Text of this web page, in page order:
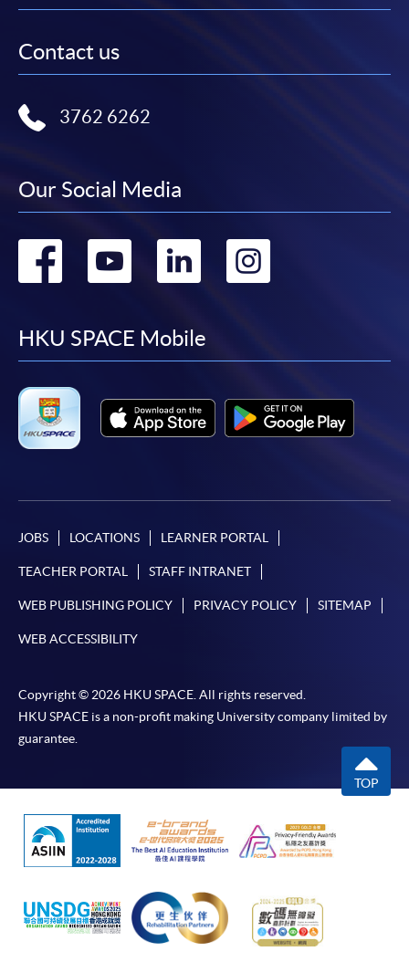
Contact us
3762 6262
Our Social Media
Go
facebook
Go
youtube
Go
linkedin
Go
HKU SPACE Mobile
JOBS LOCATIONS LEARNER PORTAL
TEACHER PORTAL STAFF INTRANET
WEB PUBLISHING POLICY PRIVACY POLICY SITEMAP
WEB ACCESSIBILITY
Copyright © 2026 HKU SPACE. All rights reserved.
HKU SPACE is a non-profit making University company limited by
guarantee.
TOP